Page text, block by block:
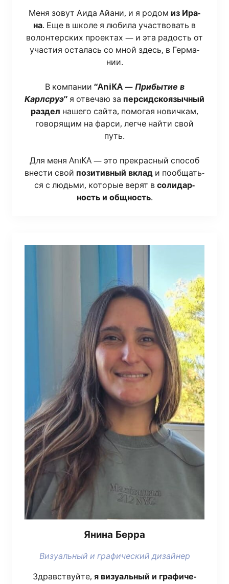
Меня зовут Аида Айа­ни, и я родом из Ира­
на. Еще в шко­ле я люби­ла участ­во­вать в
волон­тер­ских про­ек­тах — и эта радость от
уча­стия оста­лась со мной здесь, в Гер­ма­
нии.
В ком­па­нии “AniKA —При­бы­тие в
Карлсруэ” я отве­чаю за пер­сид­ско­языч­ный
раз­дел наше­го сай­та, помо­гая нович­кам,
гово­ря­щим на фар­си, лег­че най­ти свой
путь.
Для меня AniKA — это пре­крас­ный спо­соб
вне­сти свой пози­тив­ный вклад и пооб­щать­
ся с людь­ми, кото­рые верят всоли­дар­
ность и общ­ность.
Яни­на Берра
Визу­аль­ный и гра­фи­че­ский дизайнер
Здрав­ствуй­те, я визу­аль­ный и гра­фи­че­